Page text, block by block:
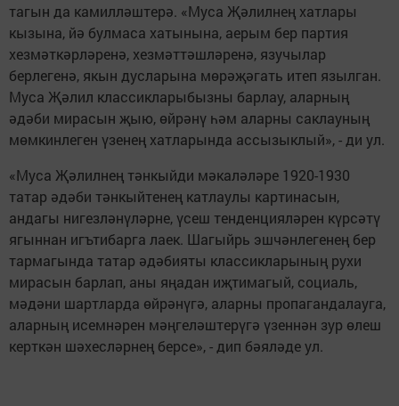
тагын да камилләштерә. «Муса Җәлилнең хатлары
кызына, йә булмаса хатынына, аерым бер партия
хезмәткәрләренә, хезмәттәшләренә, язучылар
берлегенә, якын дусларына мөрәҗәгать итеп язылган.
Муса Җәлил классикларыбызны барлау, аларның
әдәби мирасын җыю, өйрәнү һәм аларны саклауның
мөмкинлеген үзенең хатларында ассызыклый», - ди ул.
«Муса Җәлилнең тәнкыйди мәкаләләре 1920-1930
татар әдәби тәнкыйтенең катлаулы картинасын,
андагы нигезләнүләрне, үсеш тенденцияләрен күрсәтү
ягыннан игътибарга лаек. Шагыйрь эшчәнлегенең бер
тармагында татар әдәбияты классикларының рухи
мирасын барлап, аны яңадан иҗтимагый, социаль,
мәдәни шартларда өйрәнүгә, аларны пропагандалауга,
аларның исемнәрен мәңгеләштерүгә үзеннән зур өлеш
керткән шәхесләрнең берсе», - дип бәяләде ул.